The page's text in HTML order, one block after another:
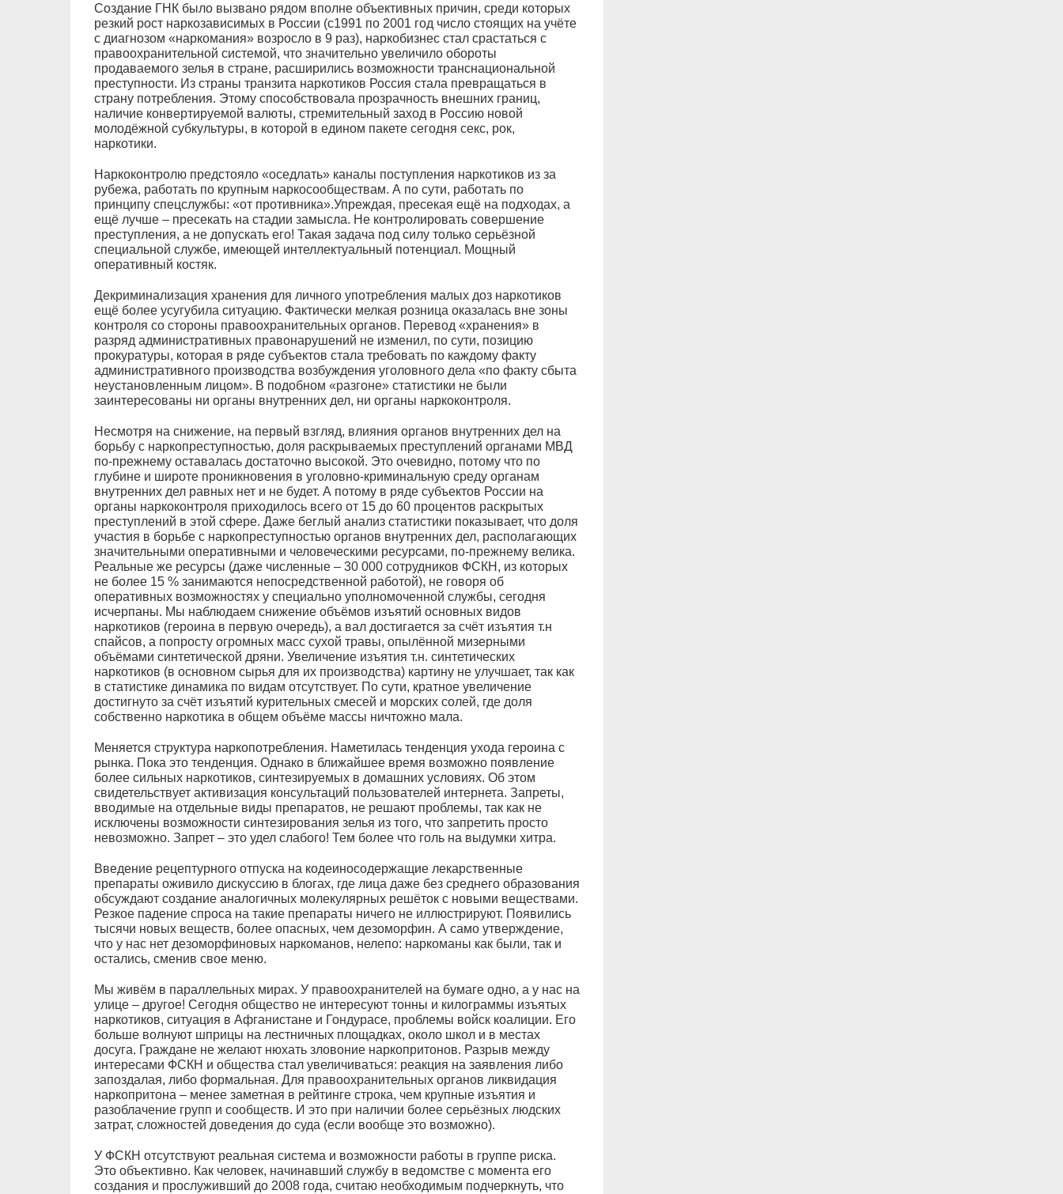
Создание ГНК было вызвано рядом вполне объективных причин, среди которых
резкий рост наркозависимых в России (с1991 по 2001 год число стоящих на учёте
с диагнозом «наркомания» возросло в 9 раз), наркобизнес стал срастаться с
правоохранительной системой, что значительно увеличило обороты
продаваемого зелья в стране, расширились возможности транснациональной
преступности. Из страны транзита наркотиков Россия стала превращаться в
страну потребления. Этому способствовала прозрачность внешних границ,
наличие конвертируемой валюты, стремительный заход в Россию новой
молодёжной субкультуры, в которой в едином пакете сегодня секс, рок,
наркотики.
Наркоконтролю предстояло «оседлать» каналы поступления наркотиков из за
рубежа, работать по крупным наркосообществам. А по сути, работать по
принципу спецслужбы: «от противника».Упреждая, пресекая ещё на подходах, а
ещё лучше – пресекать на стадии замысла. Не контролировать совершение
преступления, а не допускать его! Такая задача под силу только серьёзной
специальной службе, имеющей интеллектуальный потенциал. Мощный
оперативный костяк.
Декриминализация хранения для личного употребления малых доз наркотиков
ещё более усугубила ситуацию. Фактически мелкая розница оказалась вне зоны
контроля со стороны правоохранительных органов. Перевод «хранения» в
разряд административных правонарушений не изменил, по сути, позицию
прокуратуры, которая в ряде субъектов стала требовать по каждому факту
административного производства возбуждения уголовного дела «по факту сбыта
неустановленным лицом». В подобном «разгоне» статистики не были
заинтересованы ни органы внутренних дел, ни органы наркоконтроля.
Несмотря на снижение, на первый взгляд, влияния органов внутренних дел на
борьбу с наркопреступностью, доля раскрываемых преступлений органами МВД
по-прежнему оставалась достаточно высокой. Это очевидно, потому что по
глубине и широте проникновения в уголовно-криминальную среду органам
внутренних дел равных нет и не будет. А потому в ряде субъектов России на
органы наркоконтроля приходилось всего от 15 до 60 процентов раскрытых
преступлений в этой сфере. Даже беглый анализ статистики показывает, что доля
участия в борьбе с наркопреступностью органов внутренних дел, располагающих
значительными оперативными и человеческими ресурсами, по-прежнему велика.
Реальные же ресурсы (даже численные – 30 000 сотрудников ФСКН, из которых
не более 15 % занимаются непосредственной работой), не говоря об
оперативных возможностях у специально уполномоченной службы, сегодня
исчерпаны. Мы наблюдаем снижение объёмов изъятий основных видов
наркотиков (героина в первую очередь), а вал достигается за счёт изъятия т.н
спайсов, а попросту огромных масс сухой травы, опылённой мизерными
объёмами синтетической дряни. Увеличение изъятия т.н. синтетических
наркотиков (в основном сырья для их производства) картину не улучшает, так как
в статистике динамика по видам отсутствует. По сути, кратное увеличение
достигнуто за счёт изъятий курительных смесей и морских солей, где доля
собственно наркотика в общем объёме массы ничтожно мала.
Меняется структура наркопотребления. Наметилась тенденция ухода героина с
рынка. Пока это тенденция. Однако в ближайшее время возможно появление
более сильных наркотиков, синтезируемых в домашних условиях. Об этом
свидетельствует активизация консультаций пользователей интернета. Запреты,
вводимые на отдельные виды препаратов, не решают проблемы, так как не
исключены возможности синтезирования зелья из того, что запретить просто
невозможно. Запрет – это удел слабого! Тем более что голь на выдумки хитра.
Введение рецептурного отпуска на кодеиносодержащие лекарственные
препараты оживило дискуссию в блогах, где лица даже без среднего образования
обсуждают создание аналогичных молекулярных решёток с новыми веществами.
Резкое падение спроса на такие препараты ничего не иллюстрируют. Появились
тысячи новых веществ, более опасных, чем дезоморфин. А само утверждение,
что у нас нет дезоморфиновых наркоманов, нелепо: наркоманы как были, так и
остались, сменив свое меню.
Мы живём в параллельных мирах. У правоохранителей на бумаге одно, а у нас на
улице – другое! Сегодня общество не интересуют тонны и килограммы изъятых
наркотиков, ситуация в Афганистане и Гондурасе, проблемы войск коалиции. Его
больше волнуют шприцы на лестничных площадках, около школ и в местах
досуга. Граждане не желают нюхать зловоние наркопритонов. Разрыв между
интересами ФСКН и общества стал увеличиваться: реакция на заявления либо
запоздалая, либо формальная. Для правоохранительных органов ликвидация
наркопритона – менее заметная в рейтинге строка, чем крупные изъятия и
разоблачение групп и сообществ. И это при наличии более серьёзных людских
затрат, сложностей доведения до суда (если вообще это возможно).
У ФСКН отсутствуют реальная система и возможности работы в группе риска.
Это объективно. Как человек, начинавший службу в ведомстве с момента его
создания и прослуживший до 2008 года, считаю необходимым подчеркнуть, что